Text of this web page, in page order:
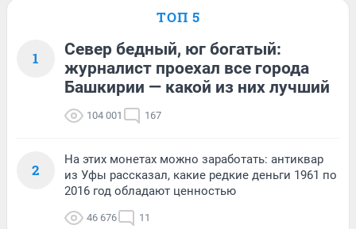
ТОП 5
1
Север бедный, юг богатый:
журналист проехал все города
Башкирии — какой из них лучший
104 001 167
2
На этих монетах можно заработать: антиквар
из Уфы рассказал, какие редкие деньги 1961 по
2016 год обладают ценностью
46 676 11